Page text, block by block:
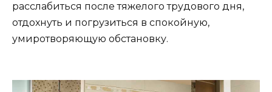
расслабиться после тяжелого трудового дня,
отдохнуть и погрузиться в спокойную,
умиротворяющую обстановку.